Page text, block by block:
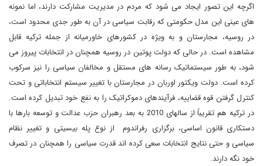
اگرچه این تصور ایجاد می شود که مردم در مدیریت مشارکت دارند، اما نمونه
های عینی این مدل حکومتی که رقابت سیاسی در آن به طور جدی محدود است،
در روسیه، مجارستان و به ویژه در کشورهای خاورمیانه از جمله ترکیه قابل
مشاهده است. در حالی که دولت پوتین در روسیه همچنان در انتخابات پیروز می
شود، به طور سیستماتیک رسانه های مستقل و مخالفان سیاسی را نیز سرکوب
کرده است. دولت ویکتور اوربان در مجارستان با تغییر سیستم انتخاباتی و تحت
کنترل گرفتن قوه قضاییه، فرآیندهای دموکراتیک را به نفع خود تبدیل کرده است.
در ترکیه هم تقریباً از سالهای 2010 به بعد رهبران حزب عدالت و توسعه بارها با
دستکاری قانون اساسی، برگزاری رفراندوم از نوع پله بیسیتی و تغییر نظام
سیاسی و حتی نتایج انتخابات سعی کرده اند قدرت سیاسی را همچنان در تصرف
خود نگه دارند.